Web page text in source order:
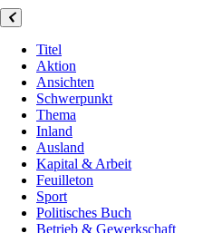
Titel
Aktion
Ansichten
Schwerpunkt
Thema
Inland
Ausland
Kapital & Arbeit
Feuilleton
Sport
Politisches Buch
Betrieb & Gewerkschaft